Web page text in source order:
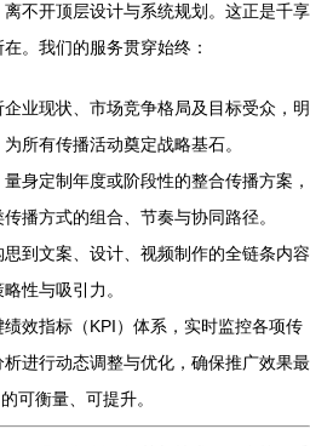
离不开顶层设计与系统规划。这正是千享
。我们的服务贯穿始终：
企业现状、市场竞争格局及目标受众，明
所有传播活动奠定战略基石。
量身定制年度或阶段性的整合传播方案，
播方式的组合、节奏与协同路径。
思到文案、设计、视频制作的全链条内容
性与吸引力。
效指标（KPI）体系，实时监控各项传
进行动态调整与优化，确保推广效果最
可衡量、可提升。